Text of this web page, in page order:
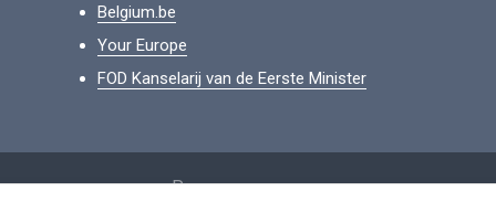
Belgium.be
Your Europe
FOD Kanselarij van de Eerste Minister
Persoonsgegevens